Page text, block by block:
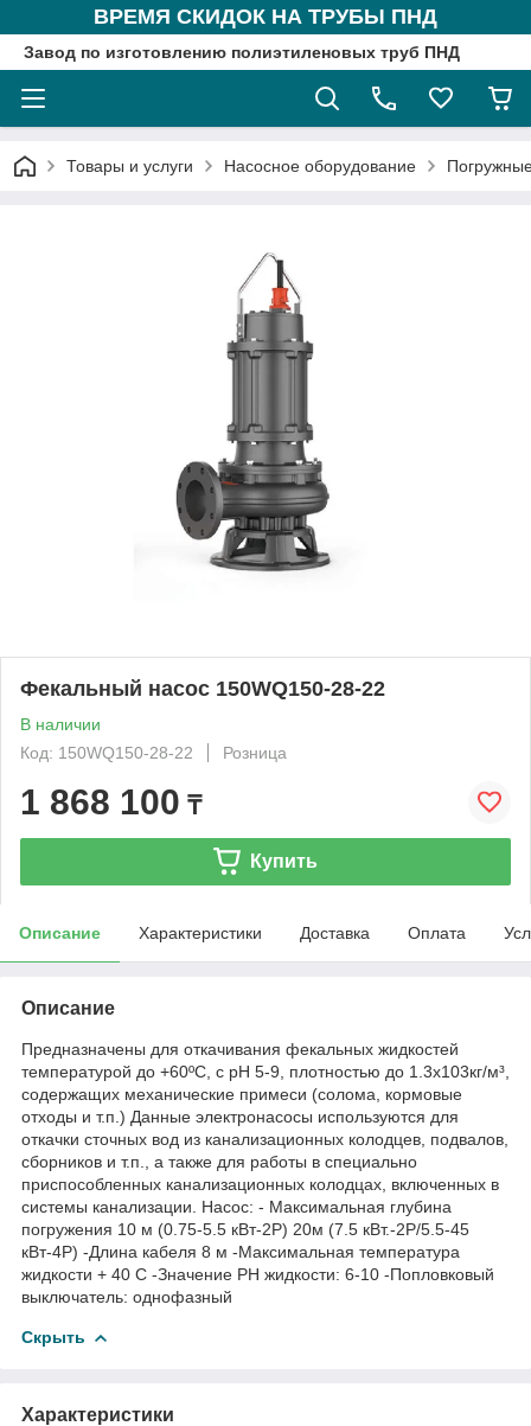
ВРЕМЯ СКИДОК НА ТРУБЫ ПНД
Завод по изготовлению полиэтиленовых труб ПНД
Товары и услуги Насосное оборудование
Фекальный насос 150WQ150-28-22
В наличии
Код: 150WQ150-28-22
Розница
1 868 100 ₸
Купить
Описание Характеристики Доставка Оплата
Описание
Предназначены для откачивания фекальных жидкостей
температурой до +60ºС, с рН 5-9, плотностью до 1.3x103кг/м³,
содержащих механические примеси (солома, кормовые
отходы и т.п.) Данные электронасосы используются для
откачки сточных вод из канализационных колодцев, подвалов,
сборников и т.п., а также для работы в специально
приспособленных канализационных колодцах, включенных в
системы канализации. Насос: - Максимальная глубина
погружения 10 м (0.75-5.5 кВт-2Р) 20м (7.5 кВт.-2Р/5.5-45
кВт-4Р) -Длина кабеля 8 м -Максимальная температура
жидкости + 40 С -Значение РН жидкости: 6-10 -Попловковый
выключатель: однофазный
Скрыть
Характеристики